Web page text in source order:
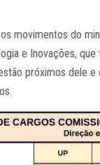
movimentos do
e Inovações,
próximos dele